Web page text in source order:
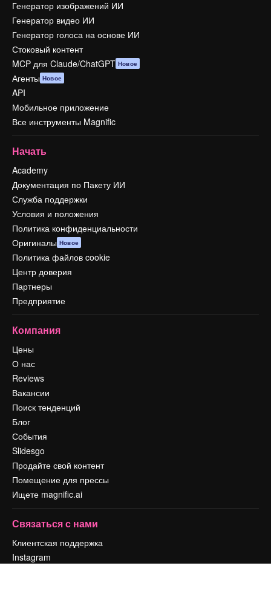
Генератор изображений ИИ
Генератор видео ИИ
Генератор голоса на основе ИИ
Стоковый контент
MCP для Claude/ChatGPT Новое
Агенты Новое
API
Мобильное приложение
Все инструменты Magnific
Начать
Academy
Документация по Пакету ИИ
Служба поддержки
Условия и положения
Политика конфиденциальности
Оригиналы Новое
Политика файлов cookie
Центр доверия
Партнеры
Предприятие
Компания
Цены
О нас
Reviews
Вакансии
Поиск тенденций
Блог
События
Slidesgo
Продайте свой контент
Помещение для прессы
Ищете magnific.ai
Связаться с нами
Клиентская поддержка
Instagram